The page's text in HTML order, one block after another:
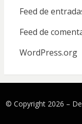
Feed de
Feed de
WordPress.org
© Copyright 2026 –